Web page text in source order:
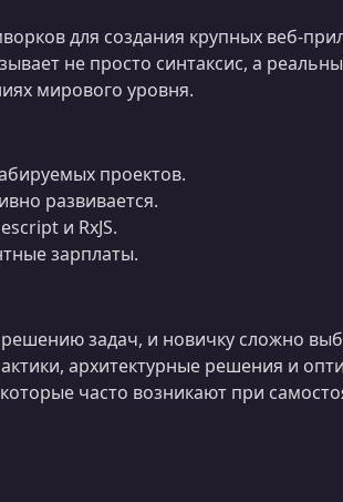
для создания крупных
не просто синтаксис, а
мирового уровня.
проектов.
развивается.
и RxJS.
зарплаты.
задач, и новичку сложно
архитектурные решения и
часто возникают при